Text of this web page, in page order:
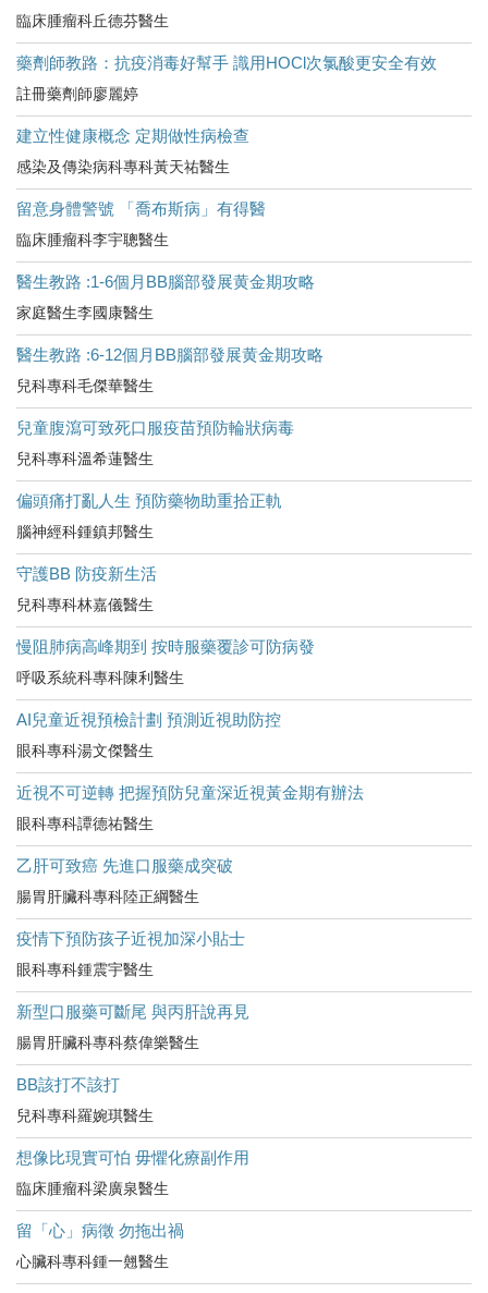
臨床腫瘤科丘德芬醫生
藥劑師教路：抗疫消毒好幫手 識用HOCl次氯酸更安全有效
註冊藥劑師廖麗婷
建立性健康概念 定期做性病檢查
感染及傳染病科專科黃天祐醫生
留意身體警號 「喬布斯病」有得醫
臨床腫瘤科李宇聰醫生
醫生教路 :1-6個月BB腦部發展黄金期攻略
家庭醫生李國康醫生
醫生教路 :6-12個月BB腦部發展黄金期攻略
兒科專科毛傑華醫生
兒童腹瀉可致死口服疫苗預防輪狀病毒
兒科專科溫希蓮醫生
偏頭痛打亂人生 預防藥物助重拾正軌
腦神經科鍾鎮邦醫生
守護BB 防疫新生活
兒科專科林嘉儀醫生
慢阻肺病高峰期到 按時服藥覆診可防病發
呼吸系統科專科陳利醫生
AI兒童近視預檢計劃 預測近視助防控
眼科專科湯文傑醫生
近視不可逆轉 把握預防兒童深近視黃金期有辦法
眼科專科譚德祐醫生
乙肝可致癌 先進口服藥成突破
腸胃肝臟科專科陸正綱醫生
疫情下預防孩子近視加深小貼士
眼科專科鍾震宇醫生
新型口服藥可斷尾 與丙肝說再見
腸胃肝臟科專科蔡偉樂醫生
BB該打不該打
兒科專科羅婉琪醫生
想像比現實可怕 毋懼化療副作用
臨床腫瘤科梁廣泉醫生
留「心」病徵 勿拖出禍
心臟科專科鍾一翹醫生